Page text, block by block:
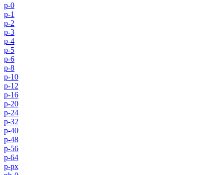
p-0
p-1
p-2
p-3
p-4
p-5
p-6
p-8
p-10
p-12
p-16
p-20
p-24
p-32
p-40
p-48
p-56
p-64
p-px